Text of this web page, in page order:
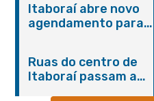
Itaboraí abre novo
agendamento para
Ruas do centro de
Itaboraí passam a